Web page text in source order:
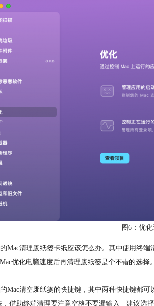
图6：优
清理废纸篓卡纸应该怎么办。其中使用终端
优化电脑速度后再清理废纸篓是个不错的选择
清空废纸篓的快捷键，其中两种快捷键都可
借助终端清理要注意空格不要漏输入，建议选